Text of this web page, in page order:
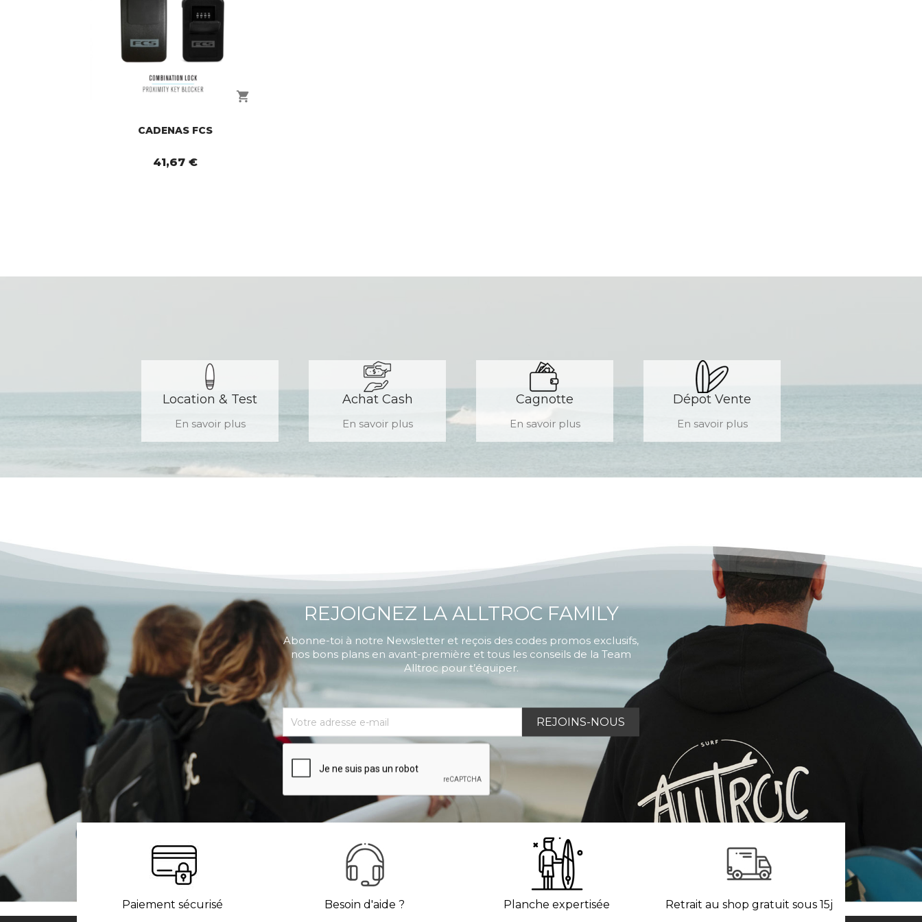
shopping_cart
CADENAS FCS
41,67 €
Location & Test
En savoir plus
Achat Cash
En savoir plus
Cagnotte
En savoir plus
Dépot Vente
En savoir plus
REJOIGNEZ LA ALLTROC FAMILY
Abonne-toi à notre Newsletter et reçois des codes promos exclusifs,
nos bons plans en avant-première et tous les conseils de la Team
Alltroc pour t’équiper.
Paiement sécurisé
Besoin d'aide ?
Planche expertisée
Retrait au shop gratuit sous 15j